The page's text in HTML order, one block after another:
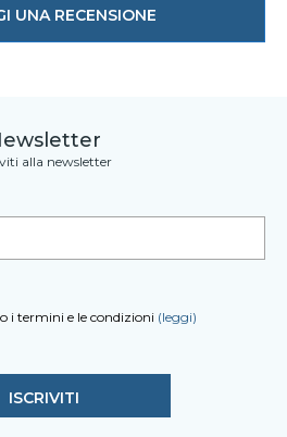
UNA RECENSIONE
alla newsletter
i termini e le condizioni (leggi)